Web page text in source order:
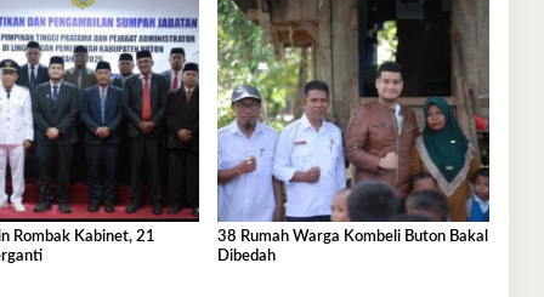
Rombak Kabinet, 21
38 Rumah Warga Kombeli Buton Bakal
Dibedah